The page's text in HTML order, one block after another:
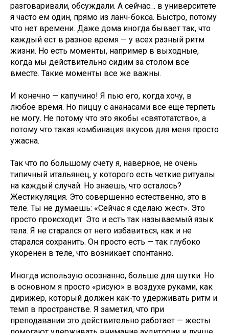
разговаривали, обсуждали. А сейчас… в университете
я часто ем один, прямо из ланч-бокса. Быстро, потому
что нет времени. Даже дома иногда бывает так, что
каждый ест в разное время — у всех разный ритм
жизни. Но есть моменты, например в выходные,
когда мы действительно сидим за столом все
вместе. Такие моменты все же важны.
И конечно — капучино! Я пью его, когда хочу, в
любое время. Но пиццу с ананасами все еще терпеть
не могу. Не потому что это якобы «святотатство», а
потому что такая комбинация вкусов для меня просто
ужасна.
Так что по большому счету я, наверное, не очень
типичный итальянец, у которого есть четкие ритуалы
на каждый случай. Но знаешь, что осталось?
Жестикуляция. Это совершенно естественно, это в
теле. Ты не думаешь: «Сейчас я сделаю жест». Это
просто происходит. Это и есть так называемый язык
тела. Я не старался от него избавиться, как и не
старался сохранить. Он просто есть — так глубоко
укоренен в теле, что возникает спонтанно.
Иногда использую осознанно, больше для шутки. Но
в основном я просто «рисую» в воздухе руками, как
дирижер, который должен как-то удерживать ритм и
темп в пространстве. Я заметил, что при
преподавании это действительно работает — жесты